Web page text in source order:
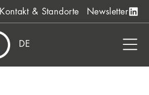
Kontakt & Standorte Newsletter
DE